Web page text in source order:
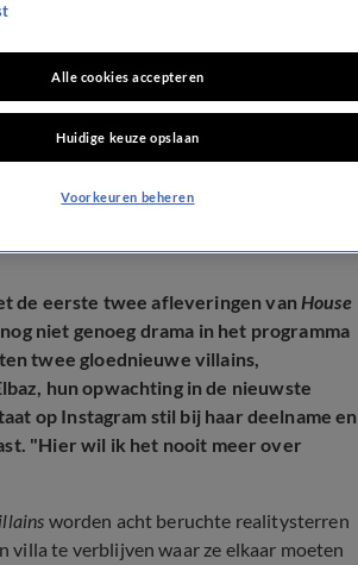
betreedt
'Gesloten
de eerste twee afleveringen van House
niet genoeg drama in het programma
twee gloednieuwe villains,
hun opwachting in de nieuwste
op Instagram stil bij haar deelname en
"Hier wil ik het nooit meer over
worden acht beruchte realitysterren
villa te verblijven waar ze elkaar moeten
Alle cookies accepteren
Huidige keuze opslaan
Voorkeuren beheren